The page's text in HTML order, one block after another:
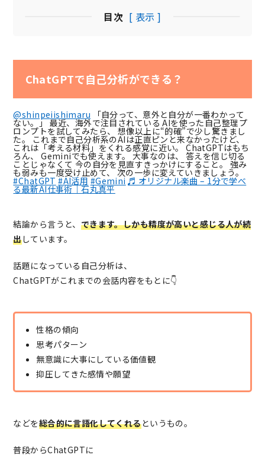
目次 [ 表示 ]
ChatGPTで自己分析ができる？
@shinpeiishimaru 「自分って、意外と自分が一番わかって
ない。」 最近、海外で注目されている AIを使った自己整理プ
ロンプトを試してみたら、 想像以上に“的確”で少し驚きまし
た。 これまで自己分析系のAIは正直ピンと来なかったけど、
これは「考える材料」をくれる感覚に近い。 ChatGPTはもち
ろん、 Geminiでも使えます。 大事なのは、 答えを信じ切る
ことじゃなくて 今の自分を見直すきっかけにすること。 強み
も弱みも一度受け止めて、 次の一歩に変えていきましょう。
#ChatGPT #AI活用 #Gemini ♬ オリジナル楽曲 – 1分で学べ
る最新AI仕事術｜石丸真平
結論から言うと、 できます。しかも精度が高いと感じる人が続
出しています。
話題になっている自己分析は、
ChatGPTがこれまでの会話内容をもとに👇
性格の傾向
思考パターン
無意識に大事にしている価値観
抑圧してきた感情や願望
などを総合的に言語化してくれるというもの。
普段からChatGPTに